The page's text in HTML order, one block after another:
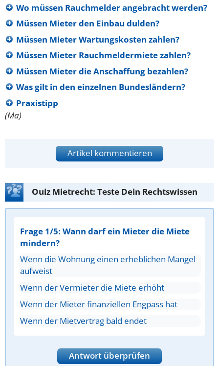
Wo müssen Rauchmelder angebracht werden?
Müssen Mieter den Einbau dulden?
Müssen Mieter Wartungskosten zahlen?
Müssen Mieter Rauchmeldermiete zahlen?
Müssen Mieter die Anschaffung bezahlen?
Was gilt in den einzelnen Bundesländern?
Praxistipp
(Ma)
Artikel kommentieren
Ouiz Mietrecht: Teste Dein Rechtswissen
Frage 1/5: Wann darf ein Mieter die Miete
mindern?
Wenn die Wohnung einen erheblichen Mangel
aufweist
Wenn der Vermieter die Miete erhöht
Wenn der Mieter finanziellen Engpass hat
Wenn der Mietvertrag bald endet
Antwort überprüfen